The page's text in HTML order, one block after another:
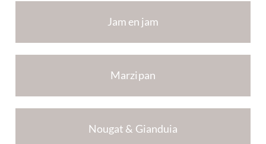
Jam en jam
Marzipan
Nougat & Gianduia